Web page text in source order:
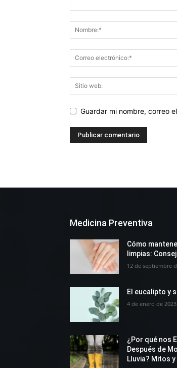
Guardar mi nombre, correo
Medicina Preventiva
Cómo
limpias:
12 de septiembre
El eucalipto y
4 de enero de 2023
¿Por qué nos
Después de
Lluvia? Mitos